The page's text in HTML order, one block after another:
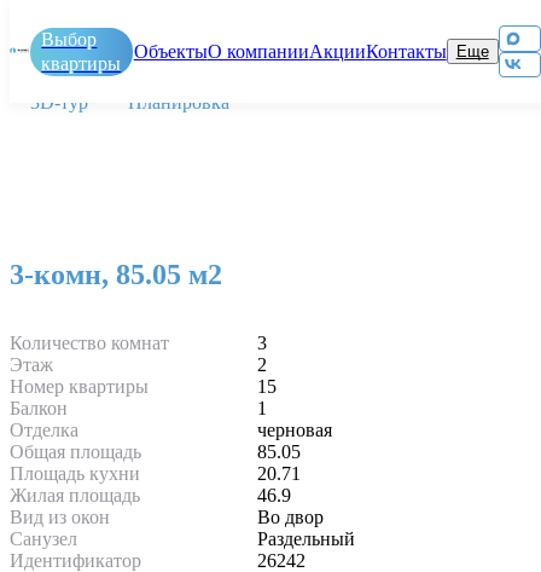
Выбор
квартиры
ОбъектыО компанииАкцииКонтакты Еще
Главная/ЖК По ул Карла Маркса
3-комн, 85.05 м2
3D-тур Планировка
3-комн, 85.05 м2
Количество комнат
3
Этаж
2
Номер квартиры
15
Балкон
1
Отделка
черновая
Общая площадь
85.05
Площадь кухни
20.71
Жилая площадь
46.9
Вид из окон
Во двор
Санузел
Раздельный
Идентификатор
26242